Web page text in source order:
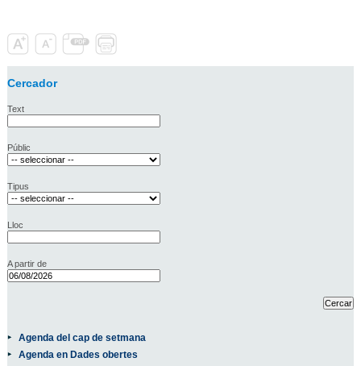
Cercador
Text
Públic
Tipus
Lloc
A partir de
Agenda del cap de setmana
Agenda en Dades obertes